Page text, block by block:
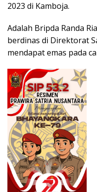
2023 di Kamboja.
Adalah Bripda Randa
berdinas di Direktorat
mendapat emas pada